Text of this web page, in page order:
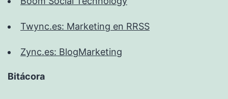
Twync.es: Marketing en RRSS
Zync.es: BlogMarketing
Bitácora